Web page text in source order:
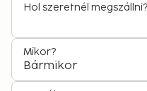
Hol szeretnél megszállni?
Mikor?
Bármikor